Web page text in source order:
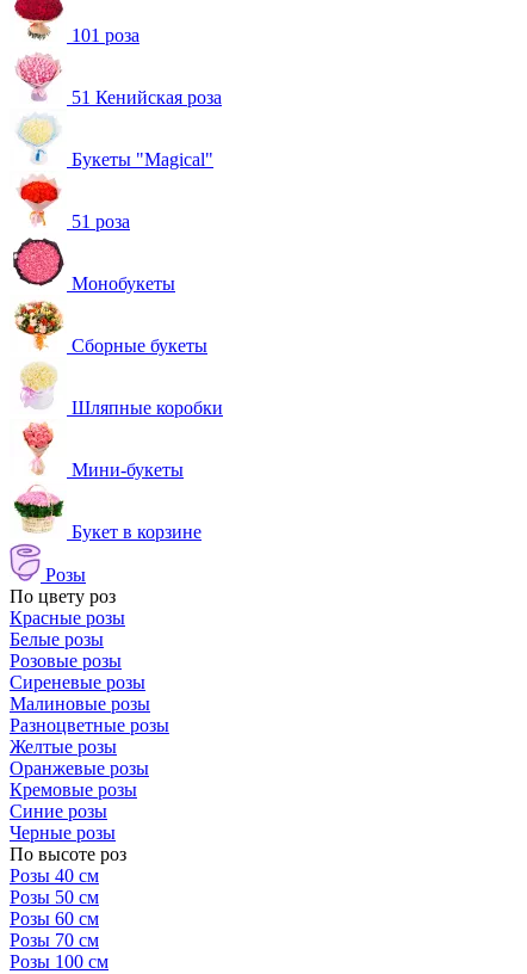
101 роза
51 Кенийская роза
Букеты "Magical"
51 роза
Монобукеты
Сборные букеты
Шляпные коробки
Мини-букеты
Букет в корзине
Розы
По цвету роз
Красные розы
Белые розы
Розовые розы
Сиреневые розы
Малиновые розы
Разноцветные розы
Желтые розы
Оранжевые розы
Кремовые розы
Синие розы
Черные розы
По высоте роз
Розы 40 см
Розы 50 см
Розы 60 см
Розы 70 см
Розы 100 см